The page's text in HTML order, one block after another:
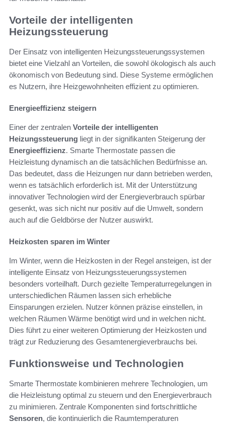
Vorteile der intelligenten
Heizungssteuerung
Der Einsatz von intelligenten Heizungssteuerungssystemen
bietet eine Vielzahl an Vorteilen, die sowohl ökologisch als auch
ökonomisch von Bedeutung sind. Diese Systeme ermöglichen
es Nutzern, ihre Heizgewohnheiten effizient zu optimieren.
Energieeffizienz steigern
Einer der zentralen Vorteile der intelligenten
Heizungssteuerung liegt in der signifikanten Steigerung der
Energieeffizienz. Smarte Thermostate passen die
Heizleistung dynamisch an die tatsächlichen Bedürfnisse an.
Das bedeutet, dass die Heizungen nur dann betrieben werden,
wenn es tatsächlich erforderlich ist. Mit der Unterstützung
innovativer Technologien wird der Energieverbrauch spürbar
gesenkt, was sich nicht nur positiv auf die Umwelt, sondern
auch auf die Geldbörse der Nutzer auswirkt.
Heizkosten sparen im Winter
Im Winter, wenn die Heizkosten in der Regel ansteigen, ist der
intelligente Einsatz von Heizungssteuerungssystemen
besonders vorteilhaft. Durch gezielte Temperaturregelungen in
unterschiedlichen Räumen lassen sich erhebliche
Einsparungen erzielen. Nutzer können präzise einstellen, in
welchen Räumen Wärme benötigt wird und in welchen nicht.
Dies führt zu einer weiteren Optimierung der Heizkosten und
trägt zur Reduzierung des Gesamtenergieverbrauchs bei.
Funktionsweise und Technologien
Smarte Thermostate kombinieren mehrere Technologien, um
die Heizleistung optimal zu steuern und den Energieverbrauch
zu minimieren. Zentrale Komponenten sind fortschrittliche
Sensoren, die kontinuierlich die Raumtemperaturen